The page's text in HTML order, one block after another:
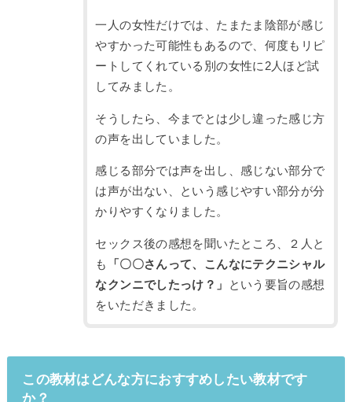
一人の女性だけでは、たまたま陰部が感じ
やすかった可能性もあるので、何度もリピ
ートしてくれている別の女性に2人ほど試
してみました。
そうしたら、今までとは少し違った感じ方
の声を出していました。
感じる部分では声を出し、感じない部分で
は声が出ない、という感じやすい部分が分
かりやすくなりました。
セックス後の感想を聞いたところ、２人と
も
「〇〇さんって、こんなにテクニシャル
なクンニでしたっけ？」
という要旨の感想
をいただきました。
この教材はどんな方におすすめしたい教材です
か？